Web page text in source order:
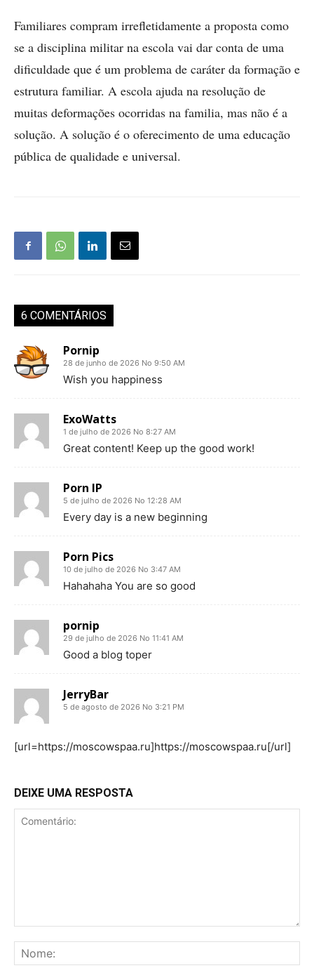
Familiares compram irrefletidamente a proposta como
se a disciplina militar na escola vai dar conta de uma
dificuldade que é um problema de caráter da formação e
estrutura familiar. A escola ajuda na resolução de
muitas deformações ocorridas na familia, mas não é a
solução. A solução é o oferecimento de uma educação
pública de qualidade e universal.
6 COMENTÁRIOS
Pornip
28 de junho de 2026 No 9:50 AM
Wish you happiness
ExoWatts
1 de julho de 2026 No 8:27 AM
Great content! Keep up the good work!
Porn IP
5 de julho de 2026 No 12:28 AM
Every day is a new beginning
Porn Pics
10 de julho de 2026 No 3:47 AM
Hahahaha You are so good
pornip
29 de julho de 2026 No 11:41 AM
Good a blog toper
JerryBar
5 de agosto de 2026 No 3:21 PM
[url=https://moscowspaa.ru]https://moscowspaa.ru[/url]
DEIXE UMA RESPOSTA